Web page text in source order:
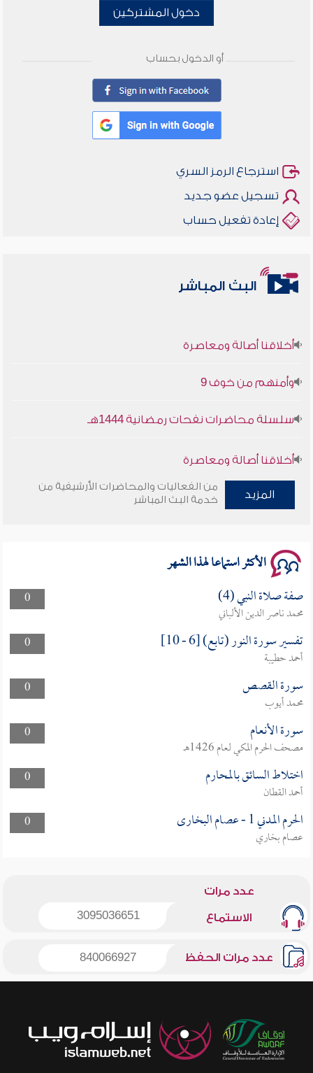
دخول المشتركين
أو الدخول بحساب
استرجاع الرمز السري
تسجيل عضو جديد
إعادة تفعيل حساب
البث المباشر
أخلاقنا أصالة ومعاصرة
وأمنهم من خوف 9
سلسلة محاضرات نفحات رمضانية 1444هـ
أخلاقنا أصالة ومعاصرة
وأمنهم من خوف 9
المزيد
من الفعاليات والمحاضرات الأرشيفية من
خدمة البث المباشر
الأكثر استماعا لهذا الشهر
0 صفة صلاة النبي (4)
محمد ناصر الدين الألباني
0
تفسير سورة النور (تابع) [6 - 10]
أحمد حطيبة
0
سورة القصص
محمد أيوب
0
سورة الأنعام
مصحف الحرم المكي لعام 1426هـ
0
اختلاط السائق بالمحارم
أحمد القطان
0
الحرم المدني 1 - عصام البخارى
عصام بخاري
عدد مرات
الاستماع 3095036651
عدد مرات الحفظ 840066927